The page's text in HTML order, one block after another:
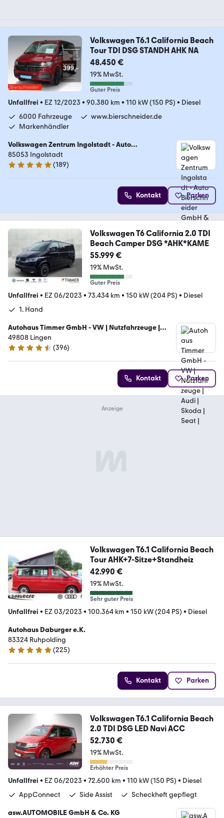
Volkswagen T6.1 California Beach
Tour TDI DSG STANDH AHK NA
48.450 €
19% MwSt.
Guter Preis
Unfallfrei • EZ 12/2023 • 90.380 km • 110 kW (150 PS) • Diesel
6000 Fahrzeuge
www.bierschneider.de
Markenhändler
Volkswagen Zentrum Ingolstadt - Auto
Bierschneider GmbH & Co. KG
85053 Ingolstadt
5 Sterne
(189)
Kontakt Parken
Volkswagen T6 California 2.0 TDI
Beach Camper DSG *AHK*KAME
55.999 €
19% MwSt.
Guter Preis
Unfallfrei • EZ 06/2023 • 73.434 km • 150 kW (204 PS) • Diesel
1. Hand
Autohaus Timmer GmbH - VW | Nutzfahrzeuge |
Audi | Skoda | Seat |
49808 Lingen
4.6 Sterne
(396)
Kontakt Parken
Volkswagen T6.1 California Beach
Tour AHK+7-Sitze+Standheiz
42.990 €
19% MwSt.
Sehr guter Preis
Unfallfrei • EZ 03/2023 • 100.364 km • 150 kW (204 PS) • Diesel
Autohaus Daburger e.K.
83324 Ruhpolding
4.8 Sterne
(225)
Kontakt Parken
Volkswagen T6.1 California Beach
2.0 TDI DSG LED Navi ACC
52.730 €
19% MwSt.
Erhöhter Preis
Unfallfrei • EZ 06/2023 • 72.600 km • 110 kW (150 PS) • Diesel
AppConnect
Side Assist Scheckheft gepflegt
asw.AUTOMOBILE GmbH & Co. KG